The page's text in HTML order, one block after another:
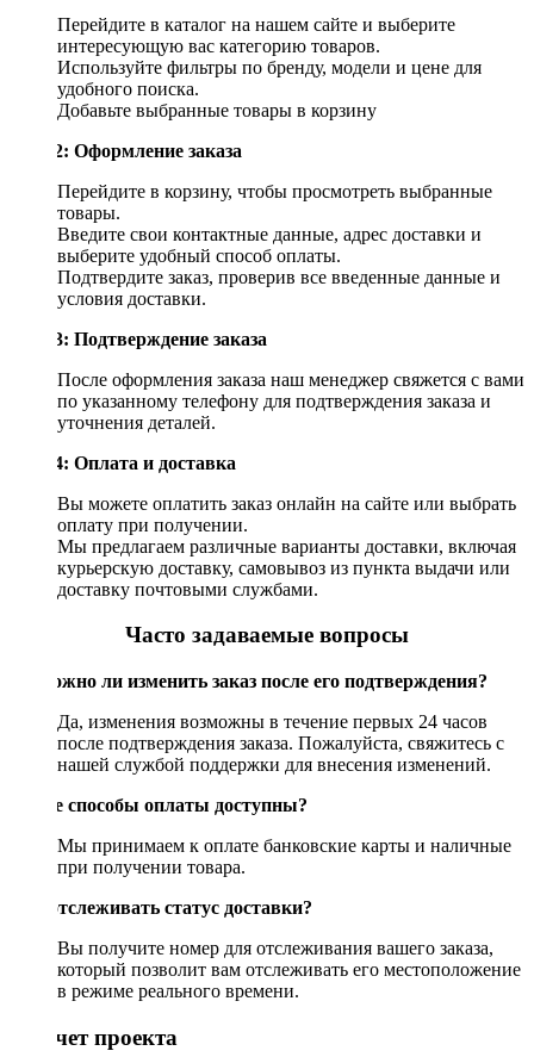
Перейдите в каталог на нашем сайте и выберите
интересующую вас категорию товаров.
Используйте фильтры по бренду, модели и цене для
удобного поиска.
Добавьте выбранные товары в корзину
Шаг 2: Оформление заказа
Перейдите в корзину, чтобы просмотреть выбранные
товары.
Введите свои контактные данные, адрес доставки и
выберите удобный способ оплаты.
Подтвердите заказ, проверив все введенные данные и
условия доставки.
Шаг 3: Подтверждение заказа
После оформления заказа наш менеджер свяжется с вами
по указанному телефону для подтверждения заказа и
уточнения деталей.
Шаг 4: Оплата и доставка
Вы можете оплатить заказ онлайн на сайте или выбрать
оплату при получении.
Мы предлагаем различные варианты доставки, включая
курьерскую доставку, самовывоз из пункта выдачи или
доставку почтовыми службами.
Часто задаваемые вопросы
Возможно ли изменить заказ после его подтверждения?
Да, изменения возможны в течение первых 24 часов
после подтверждения заказа. Пожалуйста, свяжитесь с
нашей службой поддержки для внесения изменений.
Какие способы оплаты доступны?
Мы принимаем к оплате банковские карты и наличные
при получении товара.
Как отслеживать статус доставки?
Вы получите номер для отслеживания вашего заказа,
который позволит вам отслеживать его местоположение
в режиме реального времени.
Рассчет проекта